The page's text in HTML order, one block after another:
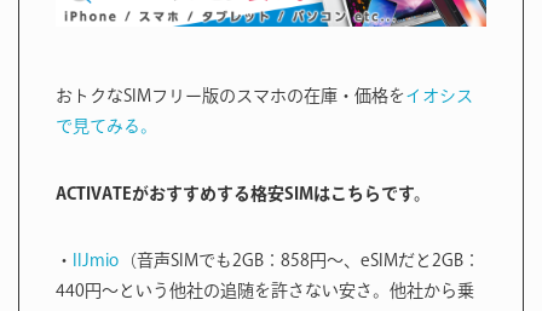
おトクなSIMフリー版のスマホの在庫・価格を イオシス
で見てみる。
ACTIVATEがおすすめする格安SIMはこちらです。
・ IIJmio （音声SIMでも2GB：858円〜、eSIMだと2GB：
440円〜という他社の追随を許さない安さ。他社から乗